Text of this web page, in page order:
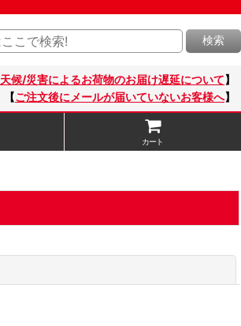
検索
天候/災害によるお荷物のお届け遅延について】
【ご注文後にメールが届いていないお客様へ】
カート